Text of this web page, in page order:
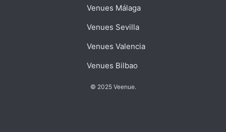
Venues Málaga
Venues Sevilla
Venues Valencia
Venues Bilbao
© 2025 Veenue.